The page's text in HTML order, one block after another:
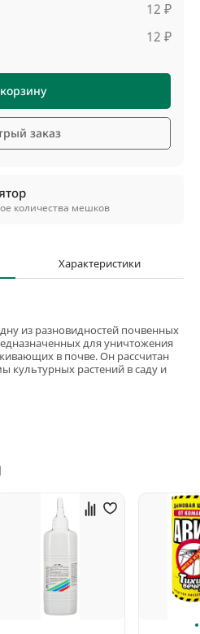
12 ₽
12 ₽
заказ
количества мешков
Характеристики
из разновидностей почвенных
для уничтожения
в почве. Он рассчитан
культурных растений в саду и
действия данного
данного инсектицида,
Для максимально
следует не только
но и рассыпать вокруг саженцев.
инсектицида можно
полезных насекомых;
средства количество